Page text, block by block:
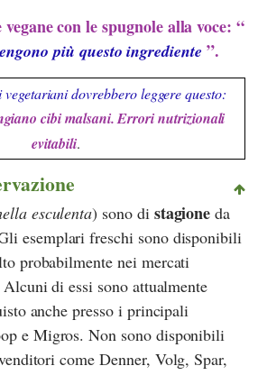
con le spugnole alla voce: “
più questo ingrediente ”.
dovrebbero leggere questo:
cibi malsani. Errori nutrizionali
evitabili.
esculenta) sono di stagione da
esemplari freschi sono disponibili
probabilmente nei mercati
di essi sono attualmente
anche presso i principali
e Migros. Non sono disponibili
comeDenner, Volg,Spar,